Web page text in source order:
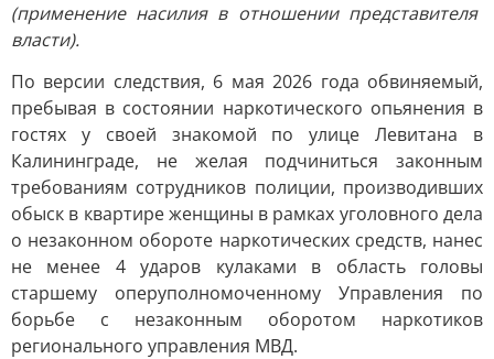
(применение насилия в отношении представителя
власти).
По версии следствия, 6 мая 2026 года обвиняемый,
пребывая в состоянии наркотического опьянения в
гостях у своей знакомой по улице Левитана в
Калининграде, не желая подчиниться законным
требованиям сотрудников полиции, производивших
обыск в квартире женщины в рамках уголовного дела
о незаконном обороте наркотических средств, нанес
не менее 4 ударов кулаками в область головы
старшему оперуполномоченному Управления по
борьбе с незаконным оборотом наркотиков
регионального управления МВД.